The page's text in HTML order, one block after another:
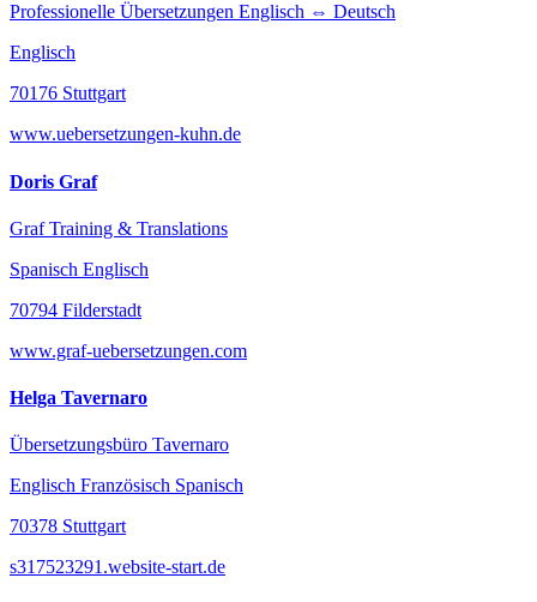
Professionelle Übersetzungen Englisch ⇔ Deutsch
Englisch
70176 Stuttgart
www.uebersetzungen-kuhn.de
Doris Graf
Graf Training & Translations
Spanisch Englisch
70794 Filderstadt
www.graf-uebersetzungen.com
Helga Tavernaro
Übersetzungsbüro Tavernaro
Englisch Französisch Spanisch
70378 Stuttgart
s317523291.website-start.de